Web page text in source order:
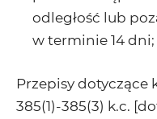
odległość lub
w terminie 14 dni;
Przepisy dotyczące
385(1)-385(3) k.c.